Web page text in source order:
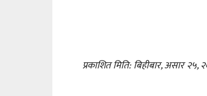
प्रकाशित मिति: बिहीबार, असार २५,